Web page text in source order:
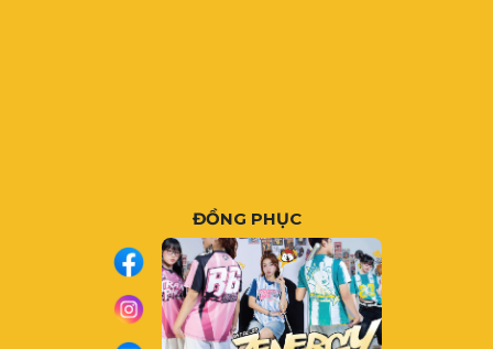
ĐỒNG PHỤC